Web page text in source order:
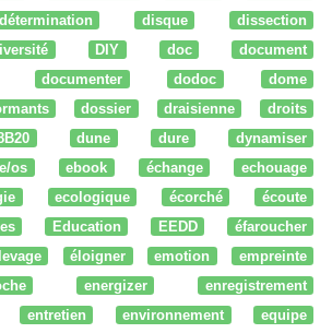
détermination disque
dissection
DIY doc
document
documenter dodoc
dome
dossier draisienne
droits
dune dure
dynamiser
e/os ebook échange
echouage
ecologique écorché
écoute
Education EEDD
éfaroucher
éloigner emotion
empreinte
energizer
enregistrement
entretien environnement
equipe